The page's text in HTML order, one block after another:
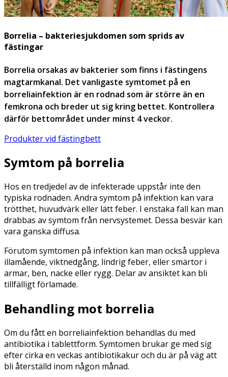
Borrelia – bakteriesjukdomen som sprids av
fästingar
Borrelia orsakas av bakterier som finns i fästingens
magtarmkanal. Det vanligaste symtomet på en
borreliainfektion är en rodnad som är större än en
femkrona och breder ut sig kring bettet. Kontrollera
därför bettområdet under minst 4 veckor.
Produkter vid fästingbett
Symtom på borrelia
Hos en tredjedel av de infekterade uppstår inte den
typiska rodnaden. Andra symtom på infektion kan vara
trötthet, huvudvärk eller lätt feber. I enstaka fall kan man
drabbas av symtom från nervsystemet. Dessa besvär kan
vara ganska diffusa.
Förutom symtomen på infektion kan man också uppleva
illamående, viktnedgång, lindrig feber, eller smärtor i
armar, ben, nacke eller rygg. Delar av ansiktet kan bli
tillfälligt förlamade.
Behandling mot borrelia
Om du fått en borreliainfektion behandlas du med
antibiotika i tablettform. Symtomen brukar ge med sig
efter cirka en veckas antibiotikakur och du är på väg att
bli återställd inom någon månad.